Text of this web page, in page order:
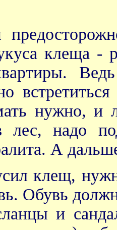
клеща -
нужно, и
надо
А
клещ,
Обувь
и